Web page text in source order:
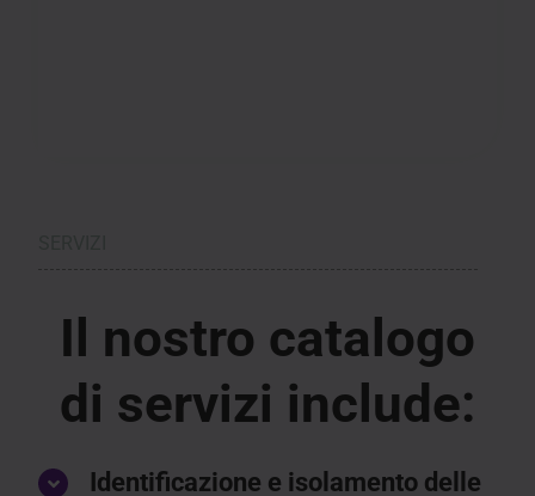
Il nostro catalogo
di servizi include:
Identificazione e isolamento delle